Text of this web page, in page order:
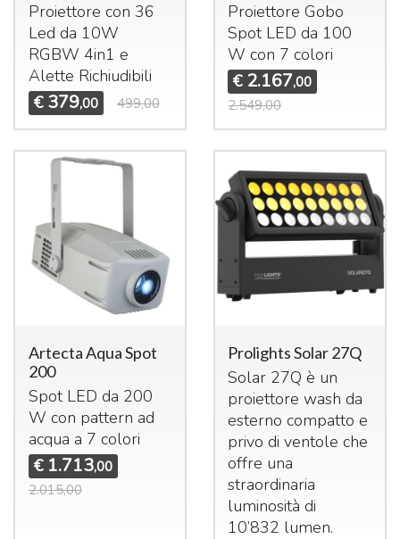
Proiettore con 36
Led da 10W
RGBW 4in1 e
Alette Richiudibili
€ 379,00 499,00
Proiettore Gobo
Spot LED da 100
W con 7 colori
€ 2.167,00
2.549,00
Artecta Aqua Spot
200
Spot LED da 200
W con pattern ad
acqua a 7 colori
€ 1.713,00
2.015,00
Prolights Solar 27Q
Solar 27Q è un
proiettore wash da
esterno compatto e
privo di ventole che
offre una
straordinaria
luminosità di
10’832 lumen.